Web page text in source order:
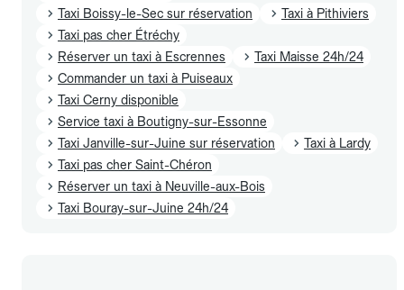
Taxi Boissy-le-Sec sur réservation
Taxi à Pithiviers
Taxi pas cher Étréchy
Réserver un taxi à Escrennes
Taxi Maisse 24h/24
Commander un taxi à Puiseaux
Taxi Cerny disponible
Service taxi à Boutigny-sur-Essonne
Taxi Janville-sur-Juine sur réservation
Taxi à Lardy
Taxi pas cher Saint-Chéron
Réserver un taxi à Neuville-aux-Bois
Taxi Bouray-sur-Juine 24h/24